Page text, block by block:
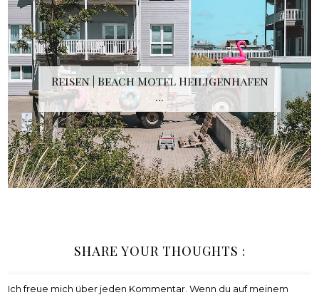
Reisen | Beach Motel Heiligenhafen
...
SHARE YOUR THOUGHTS :
Ich freue mich über jeden Kommentar. Wenn du auf meinem